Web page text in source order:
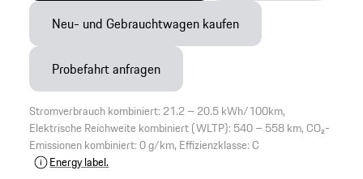
Neu- und Gebrauchtwagen kaufen
Probefahrt anfragen
Stromverbrauch kombiniert: 21.2 – 20.5 kWh/100km,
Elektrische Reichweite kombiniert (WLTP): 540 – 558 km, CO₂-
Emissionen kombiniert: 0 g/km, Effizienzklasse: C
Energy label.